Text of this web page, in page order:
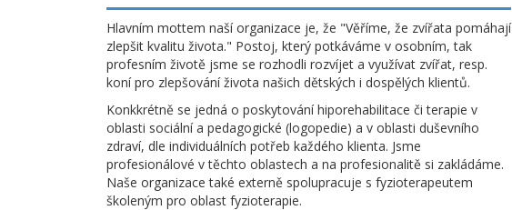
Hlavním mottem naší organizace je, že "Věříme, že zvířata pomáhají
zlepšit kvalitu života." Postoj, který potkáváme v osobním, tak
profesním životě jsme se rozhodli rozvíjet a využívat zvířat, resp.
koní pro zlepšování života našich dětských i dospělých klientů.
Konkkrétně se jedná o poskytování hiporehabilitace či terapie v
oblasti sociální a pedagogické (logopedie) a v oblasti duševního
zdraví, dle individuálních potřeb každého klienta. Jsme
profesionálové v těchto oblastech a na profesionalitě si zakládáme.
Naše organizace také externě spolupracuje s fyzioterapeutem
školeným pro oblast fyzioterapie.